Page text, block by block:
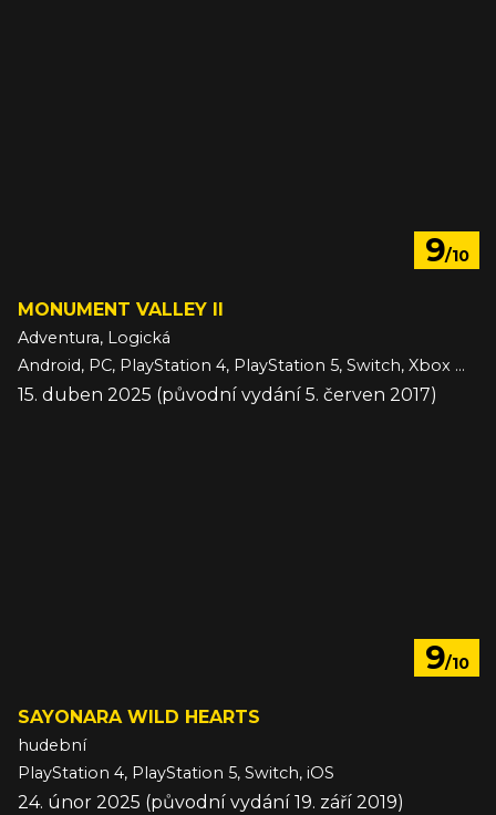
9/10
MONUMENT VALLEY II
Adventura, Logická
Android, PC, PlayStation 4, PlayStation 5, Switch, Xbox One, Xbox Series, iOS
15. duben 2025 (původní vydání 5. červen 2017)
9/10
SAYONARA WILD HEARTS
hudební
PlayStation 4, PlayStation 5, Switch, iOS
24. únor 2025 (původní vydání 19. září 2019)